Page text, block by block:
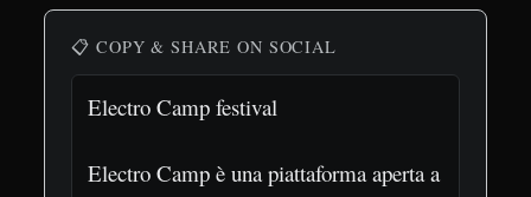
📋 COPY & SHARE ON SOCIAL